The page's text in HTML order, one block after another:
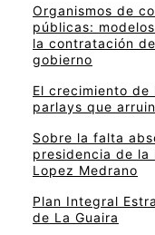
Organismos de
públicas:
la contratación
gobierno
El crecimiento
parlays que
Sobre la falta
presidencia de la
Lopez Medrano
Plan Integral
de La Guaira